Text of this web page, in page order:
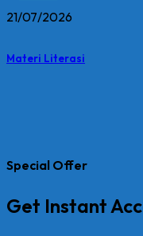
21/07/2026
Materi Literasi
Special Offer
Get Instant